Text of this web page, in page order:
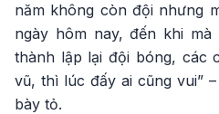
năm không còn đội nhưng
ngày hôm nay, đến khi
thành lập lại đội bóng, các
vũ, thì lúc đấy ai cũng vui”
bày tỏ.